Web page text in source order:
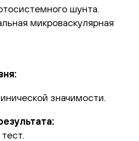
шунта.
микроваскулярная
значимости.